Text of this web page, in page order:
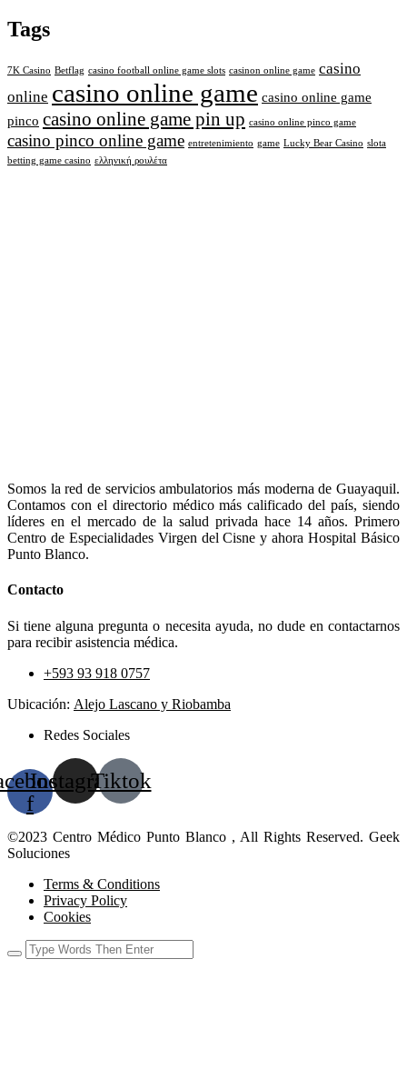
Tags
7K Casino Betflag casino football online game slots casinon online game casino
online casino online game casino online game
pinco casino online game pin up casino online pinco game
casino pinco online game entretenimiento game Lucky Bear Casino slota
betting game casino ελληνική ρουλέτα
Somos la red de servicios ambulatorios más moderna de Guayaquil.
Contamos con el directorio médico más calificado del país, siendo
líderes en el mercado de la salud privada hace 14 años. Primero
Centro de Especialidades Virgen del Cisne y ahora Hospital Básico
Punto Blanco.
Contacto
Si tiene alguna pregunta o necesita ayuda, no dude en contactarnos
para recibir asistencia médica.
+593 93 918 0757
Ubicación: Alejo Lascano y Riobamba
Redes Sociales
f
InstagramTiktok
©2023 Centro Médico Punto Blanco , All Rights Reserved. Geek
Soluciones
Terms & Conditions
Privacy Policy
Cookies